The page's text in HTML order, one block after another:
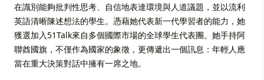
在識別能夠批判性思考、自信地表達環境與人道議題，並以流利
英語清晰陳述想法的學生。憑藉她代表新一代學習者的能力，她
獲選加入51Talk來自多個國際市場的全球學生代表團。她手持阿
聯酋國旗，不僅作為國家的象徵，更傳遞出一個訊息：年輕人應
當在重大決策對話中擁有一席之地。